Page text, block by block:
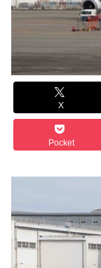
X
Pocket